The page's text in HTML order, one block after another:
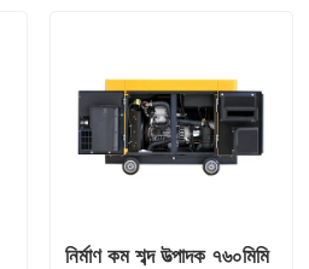
নির্মাণ কম শব্দ উত্পাদক ৭৬০মিমি